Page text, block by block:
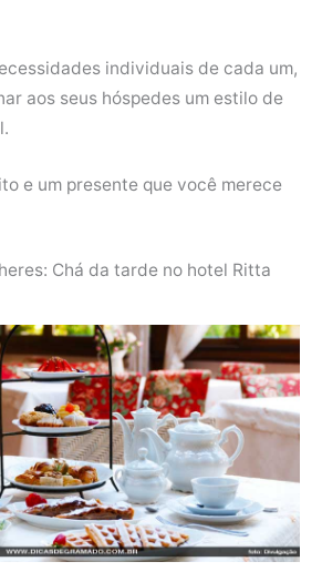
individuais de cada um,
aos seus hóspedes um estilo de
e um presente que você merece
Chá da tarde no hotel Ritta